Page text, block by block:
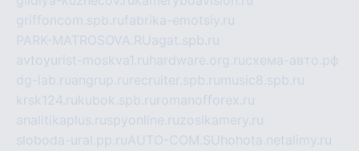
griffoncom.spb.rufabrika-emotsiy.ru
PARK-MATROSOVA.RUagat.spb.ru
avtoyurist-moskva1.ru hardware.org.ruсхема-авто.рф
dg-lab.ruangrup.ru recruiter.spb.ru music8.spb.ru
krsk124.rukubok.spb.ru romanofforex.ru
analitikaplus.ruspyonline.ruzosikamery.ru
sloboda-ural.pp.ruAUTO-COM.SU hohota.netalimy.ru